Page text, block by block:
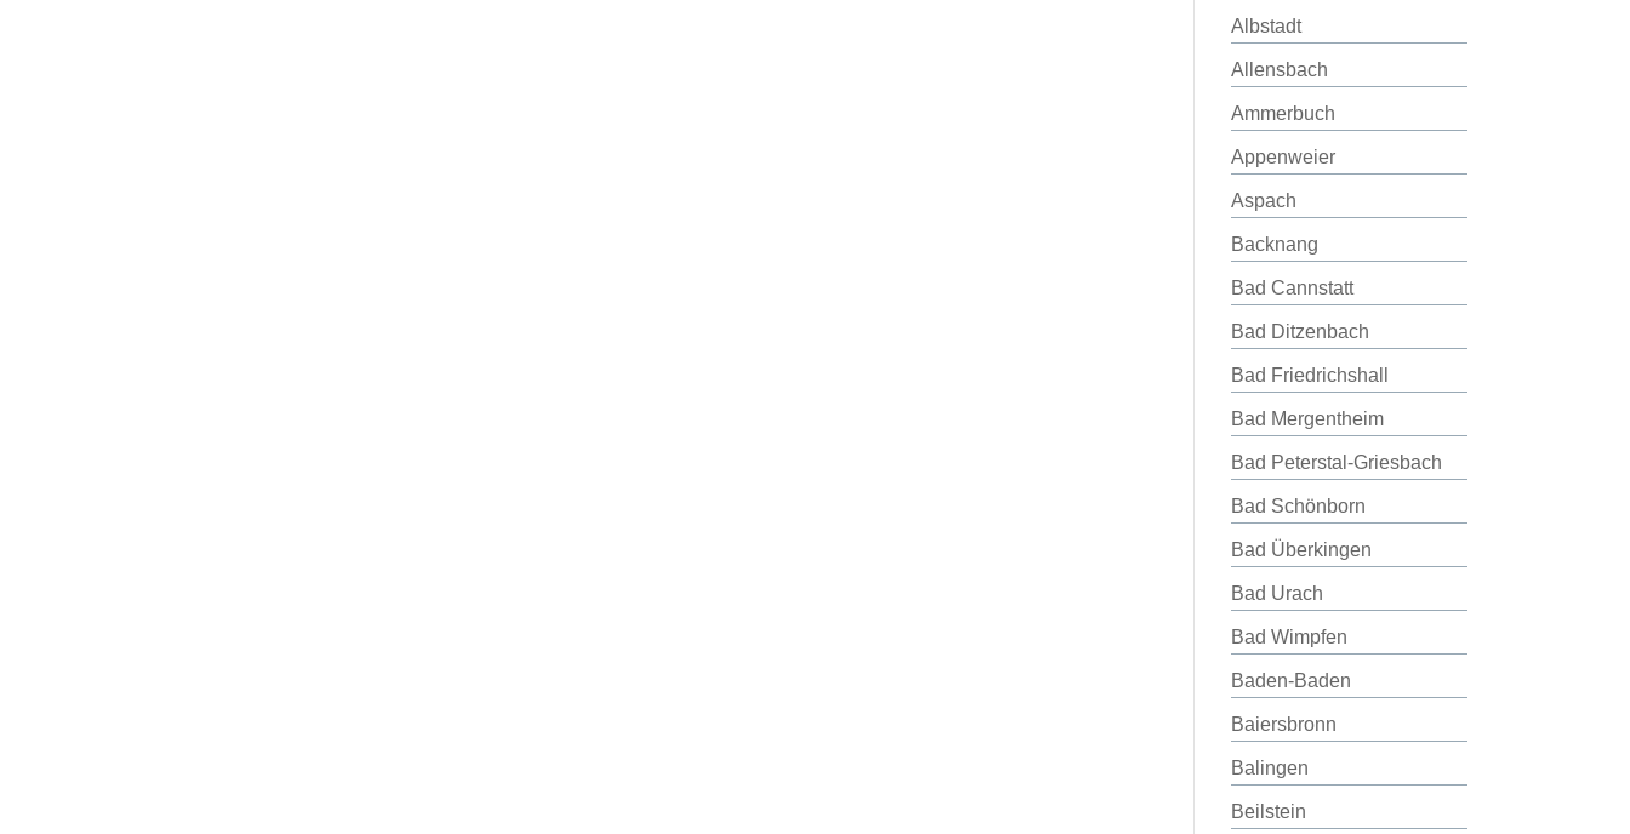
Albstadt
Allensbach
Ammerbuch
Appenweier
Aspach
Backnang
Bad Cannstatt
Bad Ditzenbach
Bad Friedrichshall
Bad Mergentheim
Bad Peterstal-Griesbach
Bad Schönborn
Bad Überkingen
Bad Urach
Bad Wimpfen
Baden-Baden
Baiersbronn
Balingen
Beilstein